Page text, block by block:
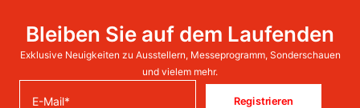
Bleiben Sie auf dem Laufenden
Exklusive Neuigkeiten zu Ausstellern, Messeprogramm, Sonderschauen
und vielem mehr.
Registrieren